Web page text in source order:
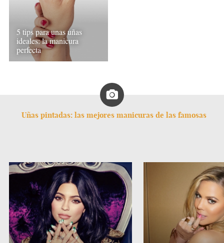
5 tips para unas uñas
ideales: la manicura
perfecta
Uñas pintadas: las mejores manicuras de las famosas